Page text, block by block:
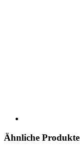
Ähnliche Produkte